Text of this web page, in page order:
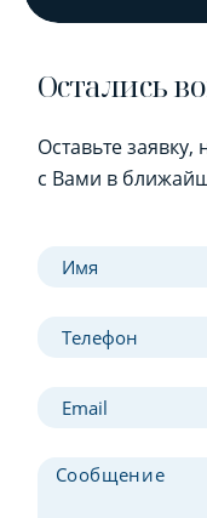
Остались
Оставьте
с Вами в